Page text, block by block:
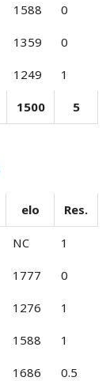
1588 0
1359 0
1249 1
1500 5
elo Res.
NC 1
1777 0
1276 1
1588 1
1686 0.5